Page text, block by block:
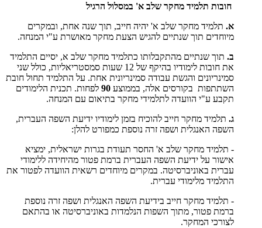
חובות תלמיד מחקר שלב א' במסלול הרגיל
א. תלמיד מחקר שלב א' יהיה חייב, תוך שנה אחת, ובמקרים
מיוחדים תוך שנתיים להגיש הצעת מחקר מאושרת ע"י המנחה.
ב. תוך שנתיים מהתקבלותו כתלמיד מחקר שלב א, יסיים התלמיד
את חובות לימודיו בהיקף של 12 שעות סמסטריאליות, כולל שני
סמינריונים והגשת עבודה סמינריונית אחת. על התלמיד תחול חובת
השתתפות בקורסים אלה, בממוצע 90 לפחות. תכנית הלימודים
תקבע ע"י הוועדה לתלמידי מחקר בתיאום עם המנחה.
ג. תלמיד מחקר חייב להוכיח בזמן לימודיו ידיעת השפה העברית,
השפה האנגלית ושפה זרה נוספת כמפורט להלן:
- תלמיד מחקר שלב א' החסר תעודת בגרות ישראלית, ימציא
אישור על ידיעת השפה העברית ברמת פטור מהיחידה ללימודי
עברית באוניברסיטה. במקרים מיוחדים רשאית הוועדה לפטור את
התלמיד מלימודי עברית.
- תלמיד מחקר חייב בידיעת השפה האנגלית ושפה זרה נוספת
ברמת פטור, מתוך השפות הנלמדות באוניברסיטה או בהתאם
לצורכי המחקר.